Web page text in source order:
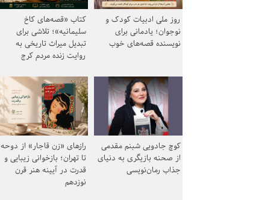
روز ملی ادبیات کودک و
نوجوان؛ یادمانی برای
نویسنده قصه‌های خوب
کتاب «قصه‌های کاخ
سلیمانیه»؛ تلاشی برای
تبدیل میراث تاریخی به
روایت زنده مردم کرج
کوچ جادویی شبنم مقدمی
از صحنه بازیگری به دنیای
جذاب رمان‌نویسی
رازهای «زن قاجار» از دوحه
تا تهران؛ بازخوانی زیبایی و
قدرت در آیینه هنر قرن
نوزدهم